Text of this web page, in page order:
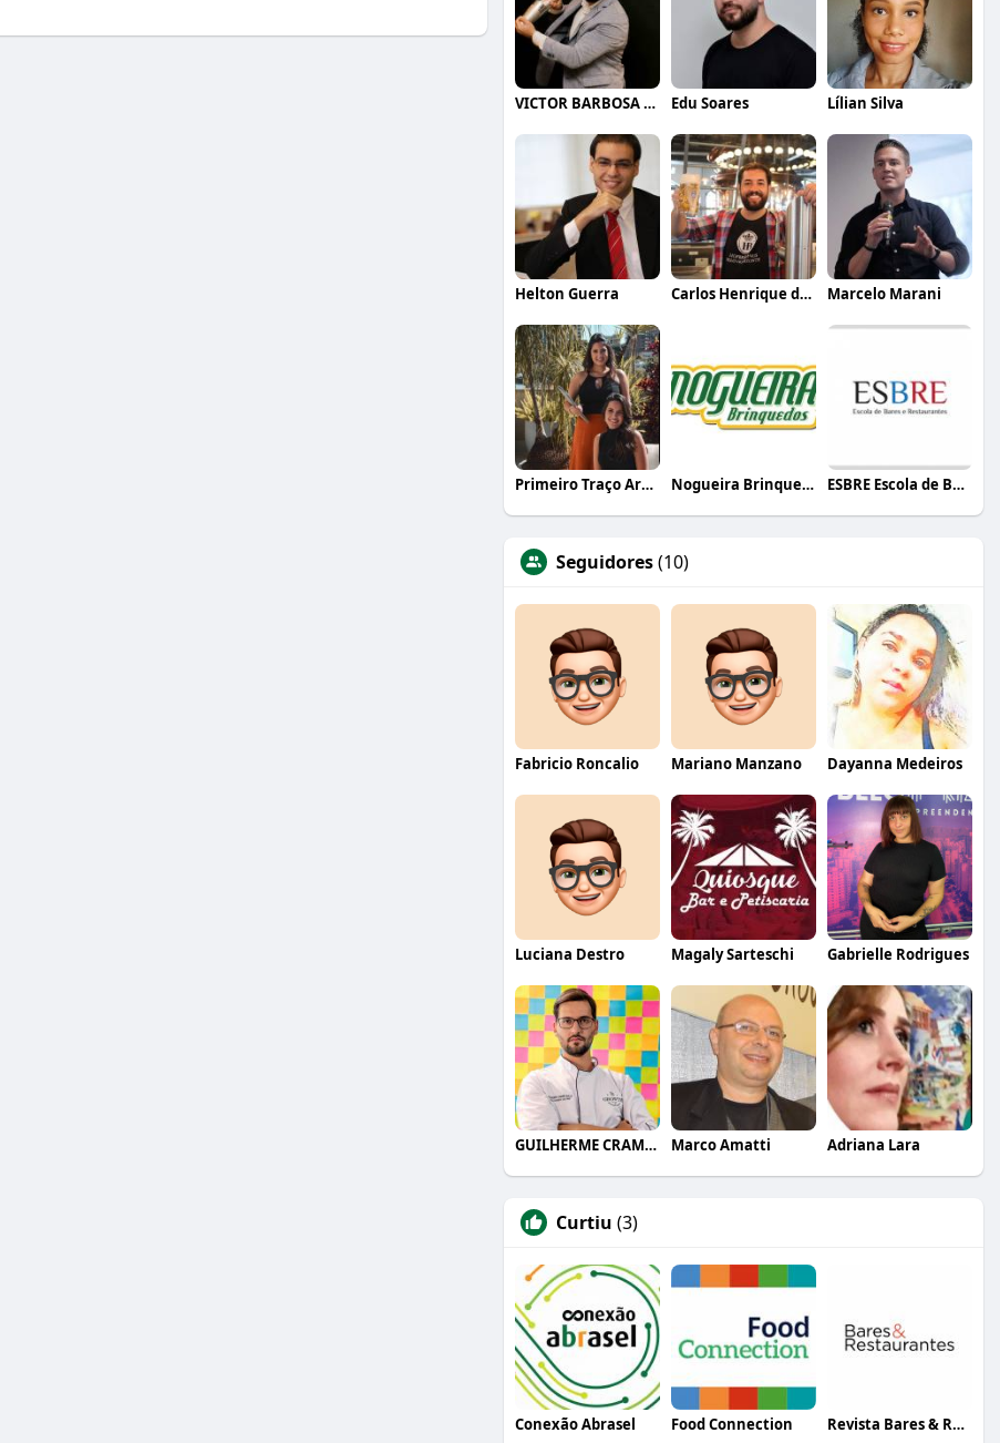
VICTOR BARBOSA QUARANTA Edu Soares Lílian Silva
Helton Guerra Carlos Henrique de Faria Vasconcelos Marcelo Marani
Primeiro Traço Arquitetura Nogueira Brinquedos ESBRE Escola de Bares e Restaurantes
Seguidores(10)
Fabricio Roncalio Mariano Manzano Dayanna Medeiros
Luciana Destro Magaly Sarteschi Gabrielle Rodrigues
GUILHERME CRAMER BALLE Marco Amatti Adriana Lara
Curtiu (3)
Conexão Abrasel Food Connection Revista Bares & Restaurantes